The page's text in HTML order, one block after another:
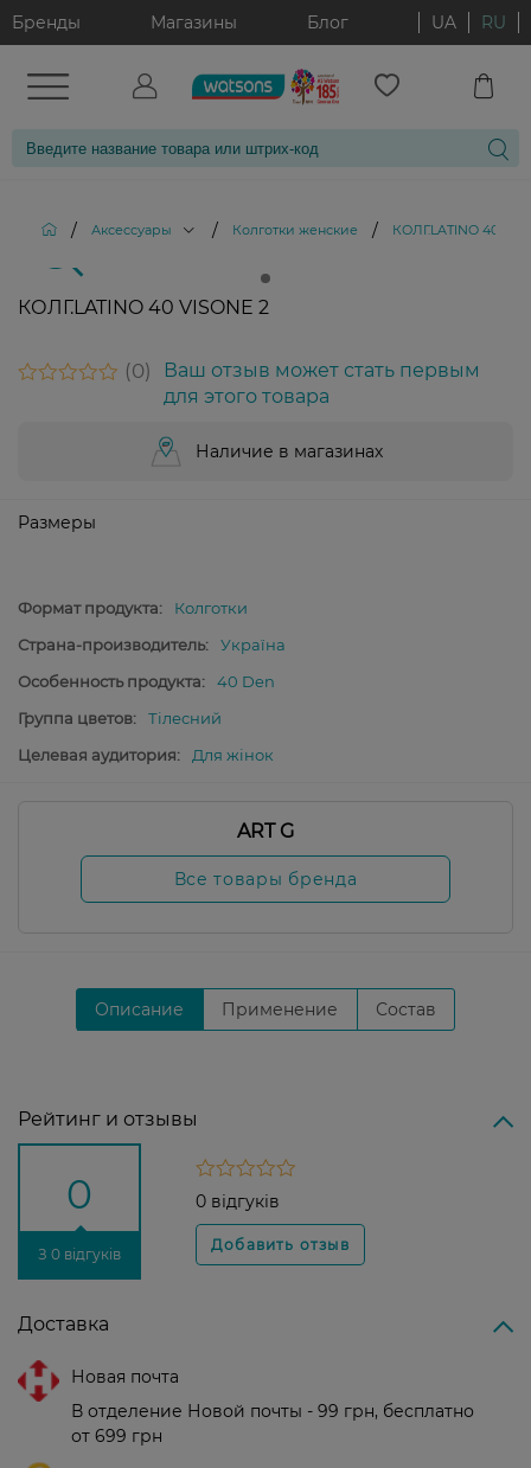
Бренды Магазины Блог UA RU
/ Аксессуары / Колготки женские / КОЛГ.LATINO 40
КОЛГ.LATINO 40 VISONE 2
0
Ваш отзыв может стать первым
для этого товара
Наличие в магазинах
Размеры
Формат продукта:
Колготки
Страна-производитель:
Україна
Особенность продукта:
40 Den
Группа цветов:
Тілесний
Целевая аудитория:
Для жінок
ART G
Все товары бренда
Описание Применение Состав
Рейтинг и отзывы
0
З 0 відгуків
0 відгуків
Доставка
Новая почта
В отделение Новой почты - 99 грн, бесплатно
от 699 грн